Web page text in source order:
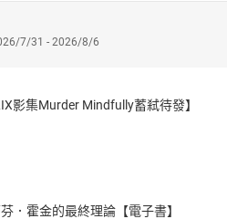
7/31 - 2026/8/6
影集Murder Mindfully蓄弒待發】
．霍金的最終理論【電子書】